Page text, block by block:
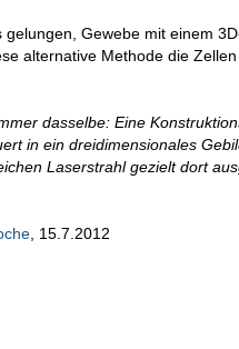
gelungen, Gewebe mit einem
alternative Methode die
dasselbe: Eine
in ein dreidimensionales
Laserstrahl gezielt dort
, 15.7.2012